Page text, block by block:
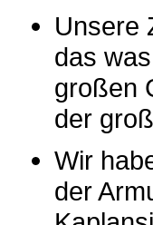
Unsere
das
großen
der
Wir
der